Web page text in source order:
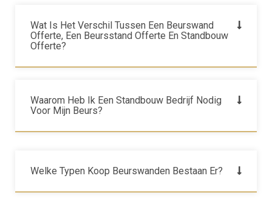
Wat Is Het Verschil Tussen Een Beurswand
Offerte, Een Beursstand Offerte En Standbouw
Offerte?
Waarom Heb Ik Een Standbouw Bedrijf Nodig
Voor Mijn Beurs?
Welke Typen Koop Beurswanden Bestaan Er?